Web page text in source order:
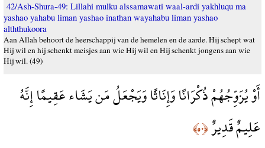
42/Ash-Shura-49: Lillahi mulku alssamawati waal-ardi yakhluqu ma
yashao yahabu liman yashao inathan wayahabu liman yashao
alththukoora
Aan Allah behoort de heerschappij van de hemelen en de aarde. Hij schept wat
Hij wil en hij schenkt meisjes aan wie Hij wil en Hij schenkt jongens aan wie
Hij wil. (49)
أَوْ يُزَوِّجُهُمْ ذُكْرَانًا وَإِنَاثًا وَيَجْعَلُ مَن يَشَاء عَقِيمًا إِنَّهُ
عَلِيمٌ قَدِيرٌ﴿٥٠﴾